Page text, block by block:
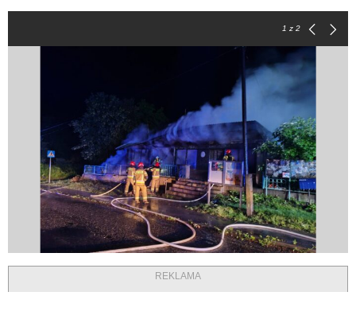
1 z 2
REKLAMA